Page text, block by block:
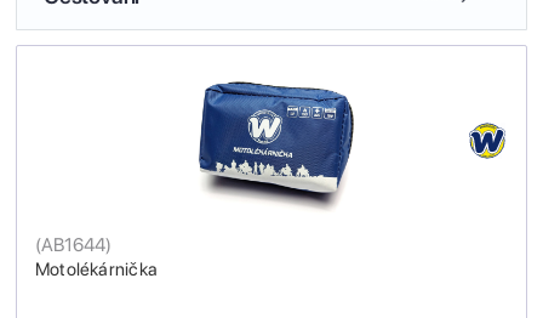
Motolékárnička
(AB1644)